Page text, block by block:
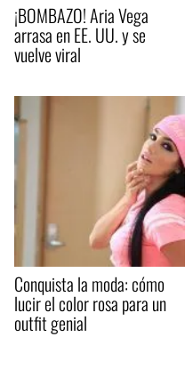
¡BOMBAZO! Aria Vega
arrasa en EE. UU. y se
vuelve viral
Conquista la moda: cómo
lucir el color rosa para un
outfit genial